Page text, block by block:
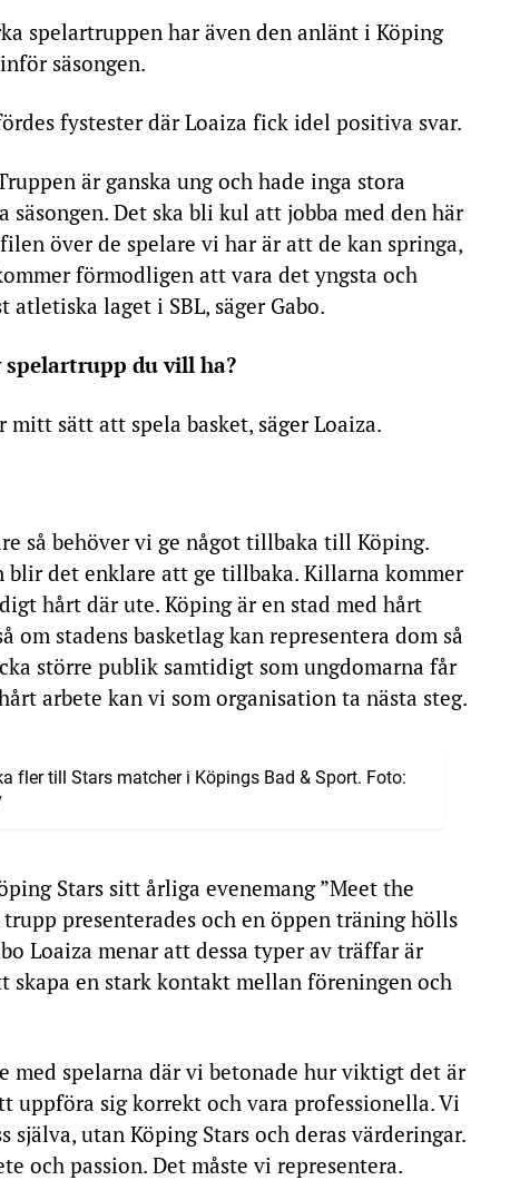
spelartruppen har även den anlänt i Köping
säsongen.
fystester där Loaiza fick idel positiva svar.
är ganska ung och hade inga stora
säsongen. Det ska bli kul att jobba med den här
över de spelare vi har är att de kan springa,
förmodligen att vara det yngsta och
atletiska laget i SBL, säger Gabo.
spelartrupp du vill ha?
mitt sätt att spela basket, säger Loaiza.
så behöver vi ge något tillbaka till Köping.
blir det enklare att ge tillbaka. Killarna kommer
hårt där ute. Köping är en stad med hårt
om stadens basketlag kan representera dom så
större publik samtidigt som ungdomarna får
arbete kan vi som organisation ta nästa steg.
fler till Stars matcher i Köpings Bad & Sport. Foto:
Stars sitt årliga evenemang ”Meet the
trupp presenterades och en öppen träning hölls
Loaiza menar att dessa typer av träffar är
skapa en stark kontakt mellan föreningen och
med spelarna där vi betonade hur viktigt det är
uppföra sig korrekt och vara professionella. Vi
själva, utan Köping Stars och deras värderingar.
och passion. Det måste vi representera.